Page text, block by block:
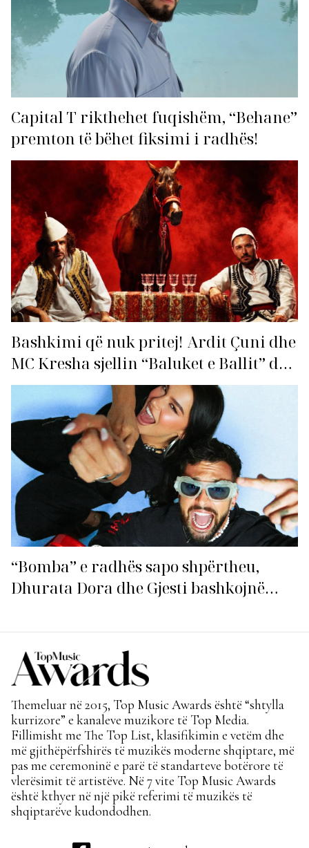
Capital T rikthehet fuqishëm, “Behane”
premton të bëhet fiksimi i radhës!
Bashkimi që nuk pritej! Ardit Çuni dhe
MC Kresha sjellin “Baluket e Ballit” dhe
ndezin rrjetin!
“Bomba” e radhës sapo shpërtheu,
Dhurata Dora dhe Gjesti bashkojnë
Themeluar në 2015, Top Music Awards është “shtylla
kurrizore” e kanaleve muzikore të Top Media.
Fillimisht me The Top List, klasifikimin e vetëm dhe
më gjithëpërfshirës të muzikës moderne shqiptare, më
pas me ceremoninë e parë të standarteve botërore të
vlerësimit të artistëve. Në 7 vite Top Music Awards
është kthyer në një pikë referimi të muzikës të
shqiptarëve kudondodhen.